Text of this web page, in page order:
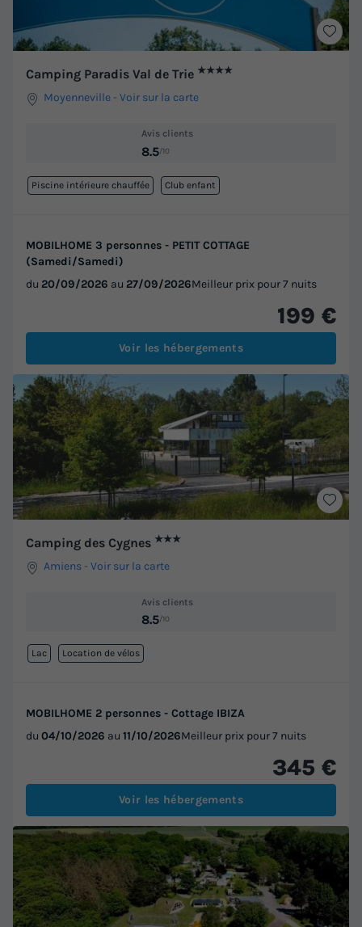
Camping Paradis Val de Trie ★★★★
Moyenneville -Voir sur la carte
Avis clients
8.5/10
Piscine intérieure chauffée Club enfant
MOBILHOME 3 personnes - PETIT COTTAGE
(Samedi/Samedi)
du 20/09/2026 au 27/09/2026Meilleur prix pour 7 nuits
199 €
Voir les hébergements
Camping des Cygnes ★★★
Amiens -Voir sur la carte
Avis clients
8.5/10
Lac Location de vélos
MOBILHOME 2 personnes - Cottage IBIZA
du 04/10/2026 au 11/10/2026Meilleur prix pour 7 nuits
345 €
Voir les hébergements